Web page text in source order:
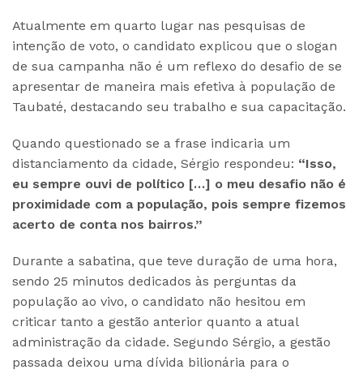
Atualmente em quarto lugar nas pesquisas de
intenção de voto, o candidato explicou que o slogan
de sua campanha não é um reflexo do desafio de se
apresentar de maneira mais efetiva à população de
Taubaté, destacando seu trabalho e sua capacitação.
Quando questionado se a frase indicaria um
distanciamento da cidade, Sérgio respondeu: “Isso,
eu sempre ouvi de político […] o meu desafio não é
proximidade com a população, pois sempre fizemos
acerto de conta nos bairros.”
Durante a sabatina, que teve duração de uma hora,
sendo 25 minutos dedicados às perguntas da
população ao vivo, o candidato não hesitou em
criticar tanto a gestão anterior quanto a atual
administração da cidade. Segundo Sérgio, a gestão
passada deixou uma dívida bilionária para o